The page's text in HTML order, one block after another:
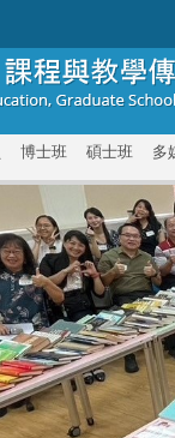
博士班 碩士班 多